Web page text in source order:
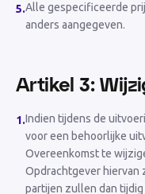
5.Alle gespecificeerde
anders aangegeven.
Artikel 3:
1.Indien tijdens de
voor een behoorlijke
Overeenkomst te
Opdrachtgever hiervan
partijen zullen dan